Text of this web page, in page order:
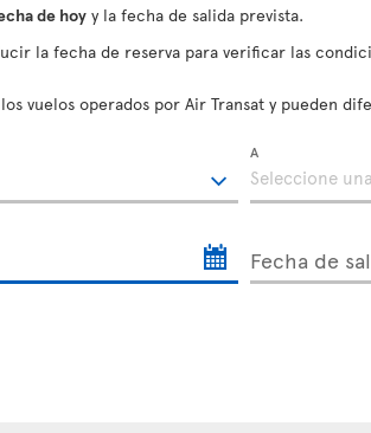
de hoy y la fecha de salida prevista.
la fecha de reserva para verificar las
vuelos operados por Air Transat y pueden
A
Fecha de